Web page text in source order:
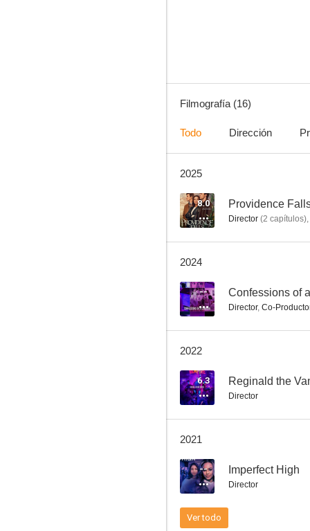
Filmografía (16)
Todo Dirección
2025
8.0 Providence
Director (2 capítulos),
2024
-- Confessions of
Director, Co-
2022
6.3 Reginald the
Director
2021
-- Imperfect High
Director
Ver todo